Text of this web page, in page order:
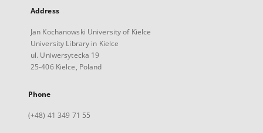
Address
Jan Kochanowski University of Kielce
University Library in Kielce
ul. Uniwersytecka 19
25-406 Kielce, Poland
Phone
(+48) 41 349 71 55